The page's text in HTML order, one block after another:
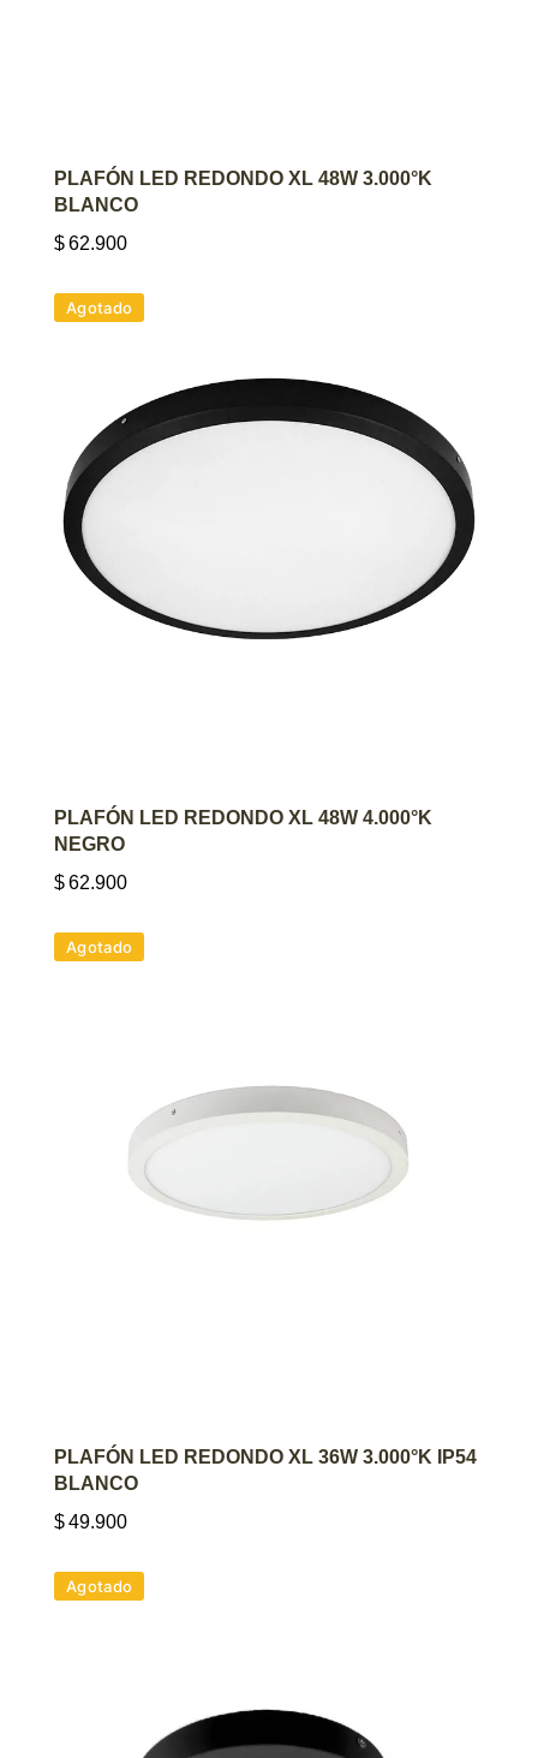
AGREGAR AL CARRITO
PLAFÓN LED REDONDO XL 48W 3.000°K
BLANCO
$62.900
Agotado
AGREGAR AL CARRITO
PLAFÓN LED REDONDO XL 48W 4.000°K
NEGRO
$62.900
Agotado
AGREGAR AL CARRITO
PLAFÓN LED REDONDO XL 36W 3.000°K IP54
BLANCO
$49.900
Agotado